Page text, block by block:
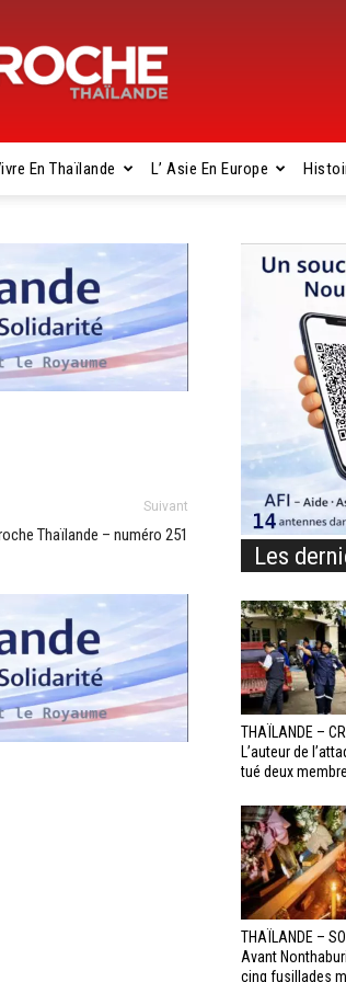
Gavroche
Thaïlande
En Thaïlande L’ Asie En Europe
Suivant
Thaïlande – numéro 251
Les
THAÏLANDE –
L’auteur de
tué deux
THAÏLANDE –
Avant
cinq fusillades